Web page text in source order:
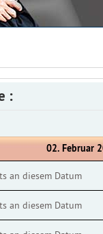
:
02. Februar
an diesem Datum
an diesem Datum